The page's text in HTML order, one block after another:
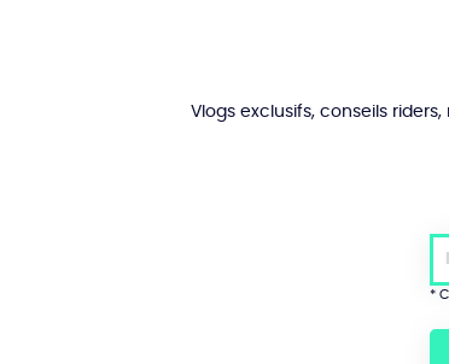
du
Vlogs exclusifs, conseils
*